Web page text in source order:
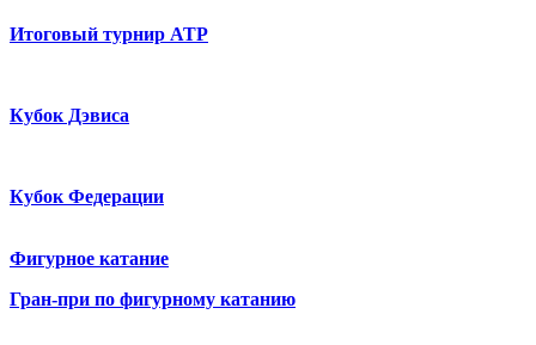
Итоговый турнир ATP
Кубок Дэвиса
Кубок Федерации
Фигурное катание
Гран-при по фигурному катанию